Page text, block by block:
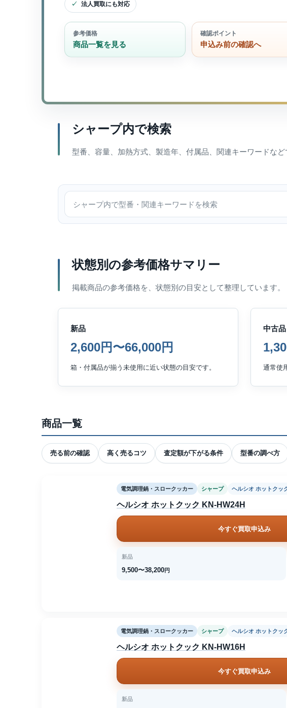
法人買取にも対応
参考価格
商品一覧を見る
確認ポイント
申込み前の確認へ
シャープ内で検索
型番、容量、加熱方式、製造年、付属品、関連キーワードなど
シャープ内で検索
状態別の参考価格サマリー
掲載商品の参考価格を、状態別の目安として整理しています。
新品
2,600円〜66,000円
箱・付属品が揃う未使用に近い状態の目安です。
中古品
通常使
商品一覧
売る前の確認 高く売るコツ 査定額が下がる条件 型番の調べ方
電気調理鍋・スロークッカー シャープ ヘルシオ ホットクッ
ヘルシオ ホットクック KN-HW24H
今すぐ買取申込み
新品
9,500〜38,200円
電気調理鍋・スロークッカー シャープ ヘルシオ ホットクッ
ヘルシオ ホットクック KN-HW16H
今すぐ買取申込み
新品